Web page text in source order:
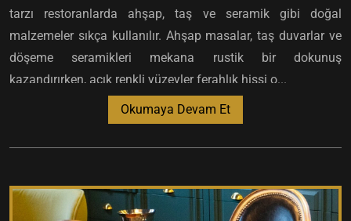
tarzı restoranlarda ahşap, taş ve seramik gibi doğal
malzemeler sıkça kullanılır. Ahşap masalar, taş duvarlar ve
döşeme seramikleri mekana rustik bir dokunuş
kazandırırken, açık renkli yüzeyler ferahlık hissi o...
Okumaya Devam Et